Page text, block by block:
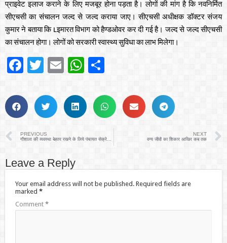
प्राइवेट इलाज कराने के लिए मजबूर होना पड़ता है। लोगों की मांग है कि नवनिर्मित
सीएचसी का संचालन जल्द से जल्द कराया जाए। सीएचसी अधीक्षक डॉक्टर संजय
कुमार ने बताया कि Lइमारत विभाग को हैण्डओवर कर दी गई है। जल्द से जल्द सीएचसी
का संचालन होगा। लोगों को सरकारी स्वास्थ्य सुविधा का लाभ मिलेगा।
Facebook
Twitter
EmailWhatsApp
PREVIOUS
गौशाला की व्यवस्था बेहतर रखने के लिये पंचायत सेक्रेटरी ने किए प्रयास
NEXT
वन्य जीवों का शिकार आखिर कब तक
Leave a Reply
Your email address will not be published. Required fields are
marked *
Comment *